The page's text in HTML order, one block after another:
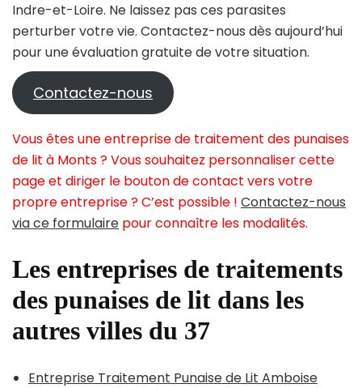
Indre-et-Loire. Ne laissez pas ces parasites
perturber votre vie. Contactez-nous dès aujourd’hui
pour une évaluation gratuite de votre situation.
Contactez-nous
Vous êtes une entreprise de traitement des punaises
de lit à Monts ? Vous souhaitez personnaliser cette
page et diriger le bouton de contact vers votre
propre entreprise ? C’est possible ! Contactez-nous
via ce formulaire pour connaître les modalités.
Les entreprises de traitements
des punaises de lit dans les
autres villes du 37
Entreprise Traitement Punaise de Lit Amboise